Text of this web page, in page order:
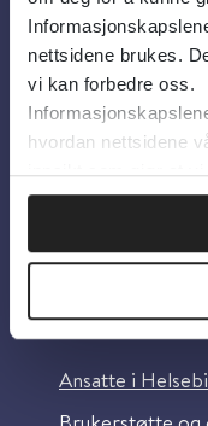
nettsidene brukes.
vi kan forbedre oss.
hvordan nettsidene
innsikt som gjør at
Om
Personvern og
Information in
Ansatte i